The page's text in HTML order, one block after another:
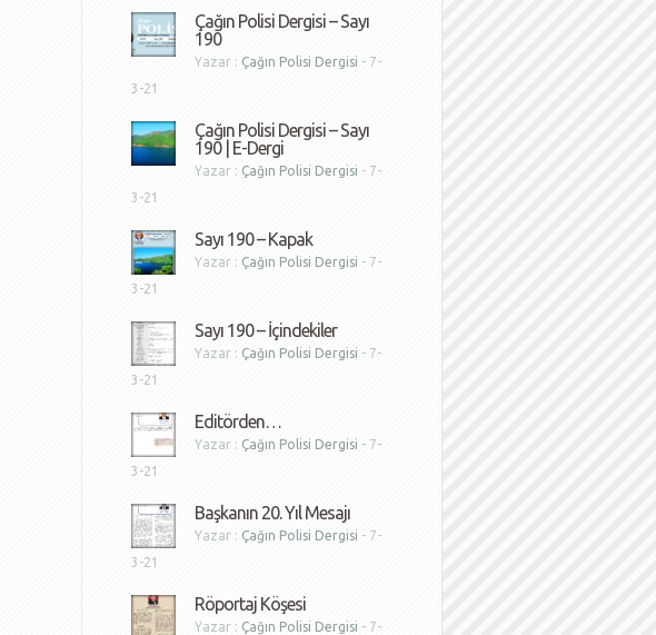
Çağın Polisi Dergisi – Sayı
190
Yazar : Çağın Polisi Dergisi - 7-
3-21
Çağın Polisi Dergisi – Sayı
190 | E-Dergi
Yazar : Çağın Polisi Dergisi - 7-
3-21
Sayı 190 – Kapak
Yazar : Çağın Polisi Dergisi - 7-
3-21
Sayı 190 – İçindekiler
Yazar : Çağın Polisi Dergisi - 7-
3-21
Editörden…
Yazar : Çağın Polisi Dergisi - 7-
3-21
Başkanın 20. Yıl Mesajı
Yazar : Çağın Polisi Dergisi - 7-
3-21
Röportaj Köşesi
Yazar : Çağın Polisi Dergisi - 7-